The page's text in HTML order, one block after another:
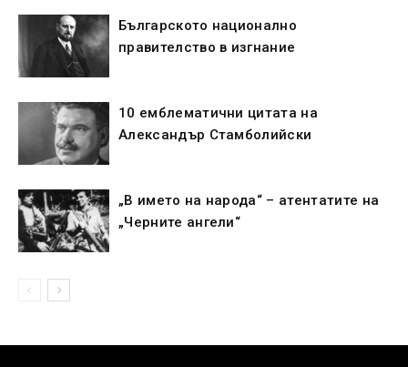
Българското национално
правителство в изгнание
10 емблематични цитата на
Александър Стамболийски
„В името на народа“ – атентатите на
„Черните ангели“